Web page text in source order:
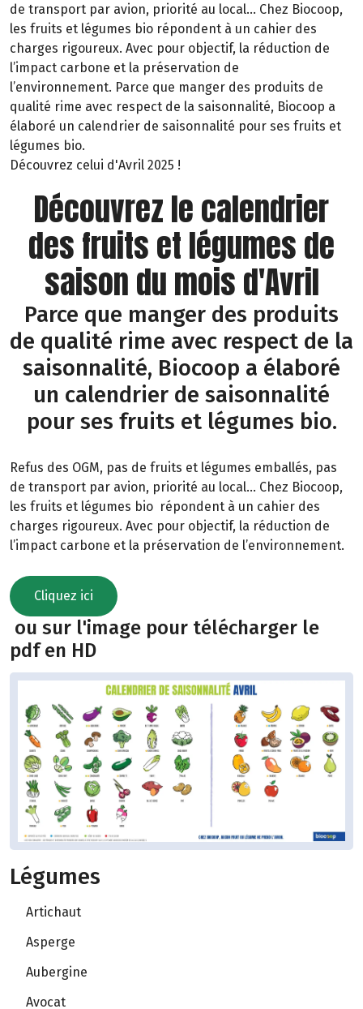
de transport par avion, priorité au local… Chez Biocoop,
les fruits et légumes bio répondent à un cahier des
charges rigoureux. Avec pour objectif, la réduction de
l’impact carbone et la préservation de
l’environnement. Parce que manger des produits de
qualité rime avec respect de la saisonnalité, Biocoop a
élaboré un calendrier de saisonnalité pour ses fruits et
légumes bio.
Découvrez celui d'Avril 2025 !
Découvrez le calendrier
des fruits et légumes de
saison du mois d'Avril
Parce que manger des produits
de qualité rime avec respect de la
saisonnalité, Biocoop a élaboré
un calendrier de saisonnalité
pour ses fruits et légumes bio.
Refus des OGM, pas de fruits et légumes emballés, pas
de transport par avion, priorité au local… Chez Biocoop,
les fruits et légumes bio répondent à un cahier des
charges rigoureux. Avec pour objectif, la réduction de
l’impact carbone et la préservation de l’environnement.
Cliquez ici
ou sur l'image pour télécharger le
pdf en HD
Légumes
Artichaut
Asperge
Aubergine
Avocat